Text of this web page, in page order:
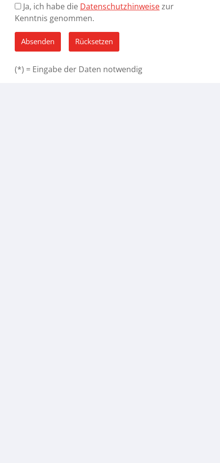
Ja, ich habe die Datenschutzhinweisezur
Kenntnis genommen.
Absenden Rücksetzen
(*) = Eingabe der Daten notwendig